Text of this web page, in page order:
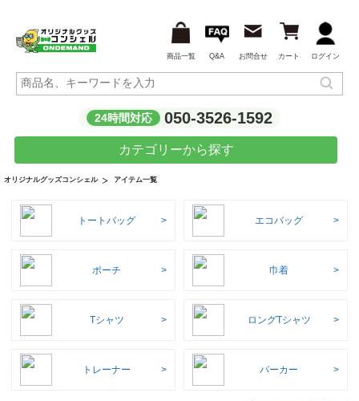
商品一覧 Q&A お問合せ カート ログイン
24時間対応 050-3526-1592
カテゴリーから探す
オリジナルグッズコンシェル アイテム一覧
トートバッグ エコバッグ
ポーチ 巾着
Tシャツ ロングTシャツ
トレーナー パーカー